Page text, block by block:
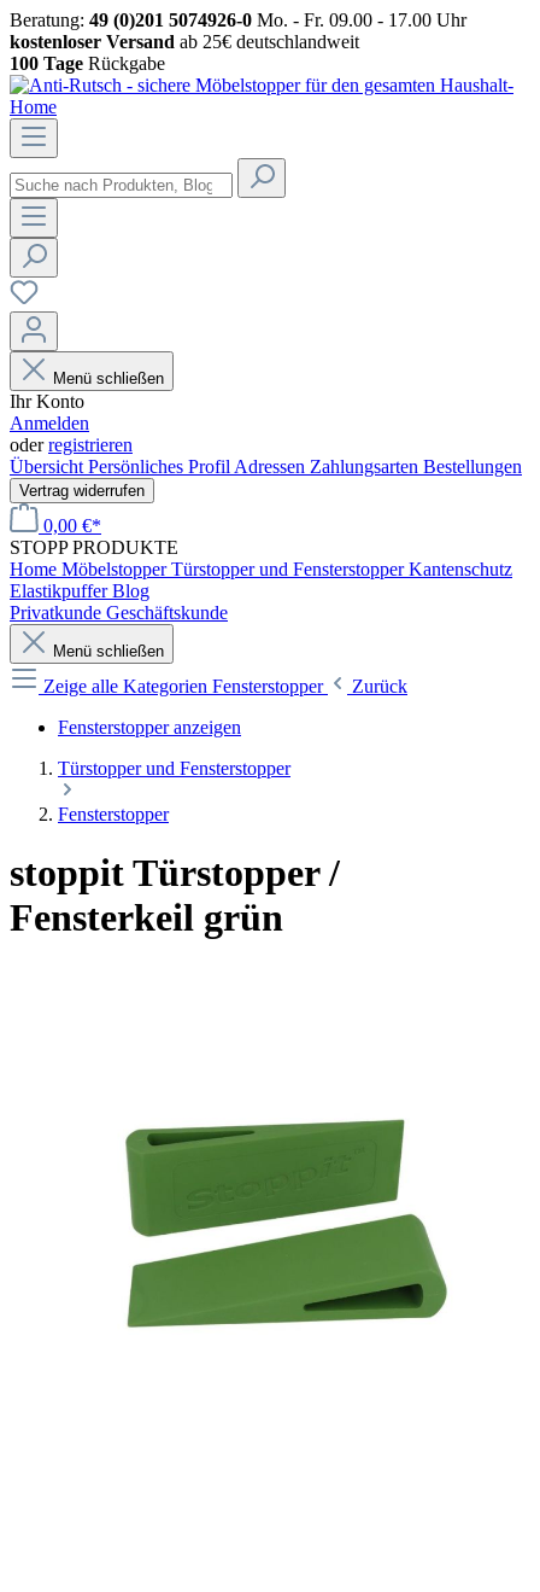
Beratung: 49 (0)201 5074926-0 Mo. - Fr. 09.00 - 17.00 Uhr
kostenloser Versand ab 25€ deutschlandweit
100 Tage Rückgabe
Menü schließen
Ihr Konto
Anmelden
oderregistrieren
Übersicht Persönliches Profil Adressen Zahlungsarten Bestellungen
Vertrag widerrufen
0,00 €*
STOPP PRODUKTE
Home Möbelstopper Türstopper und Fensterstopper Kantenschutz
Elastikpuffer Blog
Privatkunde Geschäftskunde
Menü schließen
Zeige alle Kategorien Fensterstopper
Zurück
Fensterstopper anzeigen
Türstopper und Fensterstopper
Fensterstopper
stoppit Türstopper /
Fensterkeil grün